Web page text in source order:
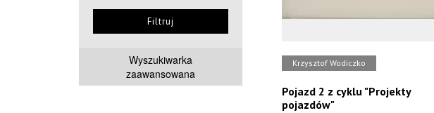
Filtruj
Wyszukiwarka
zaawansowana
Krzysztof Wodiczko
Pojazd 2 z cyklu "Projekty
pojazdów"